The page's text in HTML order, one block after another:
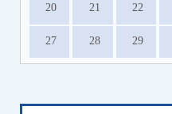
20 21 22
27 28 29